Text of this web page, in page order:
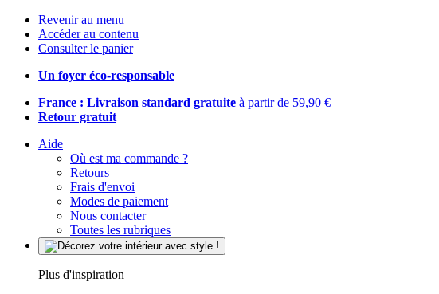
Revenir au menu
Accéder au contenu
Consulter le panier
Un foyer éco-responsable
France : Livraison standard gratuite à partir de 59,90 €
Retour gratuit
Aide
Où est ma commande ?
Retours
Frais d'envoi
Modes de paiement
Nous contacter
Toutes les rubriques
Plus d'inspiration